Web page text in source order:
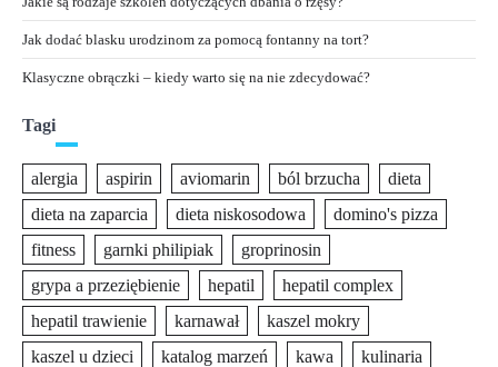
Jak dodać blasku urodzinom za pomocą fontanny na tort?
Klasyczne obrączki – kiedy warto się na nie zdecydować?
Tagi
alergia aspirin aviomarin ból brzucha
dieta
dieta na zaparcia
dieta niskosodowa
domino's pizza
fitness
garnki philipiak
groprinosin
grypa a przeziębienie
hepatil
hepatil complex
hepatil trawienie
karnawał
kaszel mokry
kaszel u dzieci
katalog marzeń kawa
kulinaria